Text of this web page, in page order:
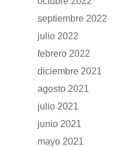
septiembre 2022
julio 2022
febrero 2022
diciembre 2021
agosto 2021
julio 2021
junio 2021
mayo 2021